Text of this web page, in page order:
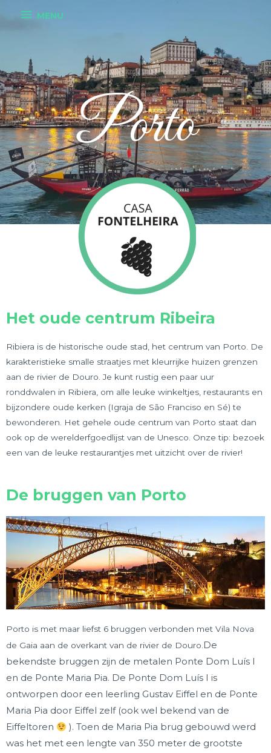
MENU
Porto
Het oude centrum Ribeira
Ribiera is de historische oude stad, het centrum van Porto. De
karakteristieke smalle straatjes met kleurrijke huizen grenzen
aan de rivier de Douro. Je kunt rustig een paar uur
ronddwalen in Ribiera, om alle leuke winkeltjes, restaurants en
bijzondere oude kerken (Igraja de São Franciso en Sé) te
bewonderen. Het gehele oude centrum van Porto staat dan
ook op de werelderfgoedlijst van de Unesco. Onze tip: bezoek
een van de leuke restaurantjes met uitzicht over de rivier!
De bruggen van Porto
Porto is met maar liefst 6 bruggen verbonden met Vila Nova
de Gaia aan de overkant van de rivier de Douro.De
bekendste bruggen zijn de metalen Ponte Dom Luís I
en de Ponte Maria Pia. De Ponte Dom Luís I is
ontworpen door een leerling Gustav Eiffel en de Ponte
Maria Pia door Eiffel zelf (ook wel bekend van de
Eiffeltoren
). Toen de Maria Pia brug gebouwd werd
was het met een lengte van 350 meter de grootste